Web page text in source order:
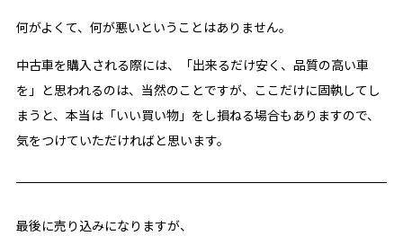
何がよくて、何が悪いということはありません。
中古車を購入される際には、「出来るだけ安く、品質の高い車
を」と思われるのは、当然のことですが、ここだけに固執してし
まうと、本当は「いい買い物」をし損ねる場合もありますので、
気をつけていただければと思います。
最後に売り込みになりますが、